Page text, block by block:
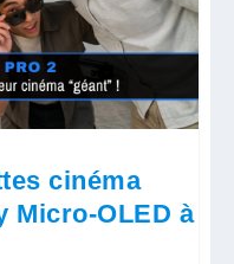
cinéma
Micro-OLED à